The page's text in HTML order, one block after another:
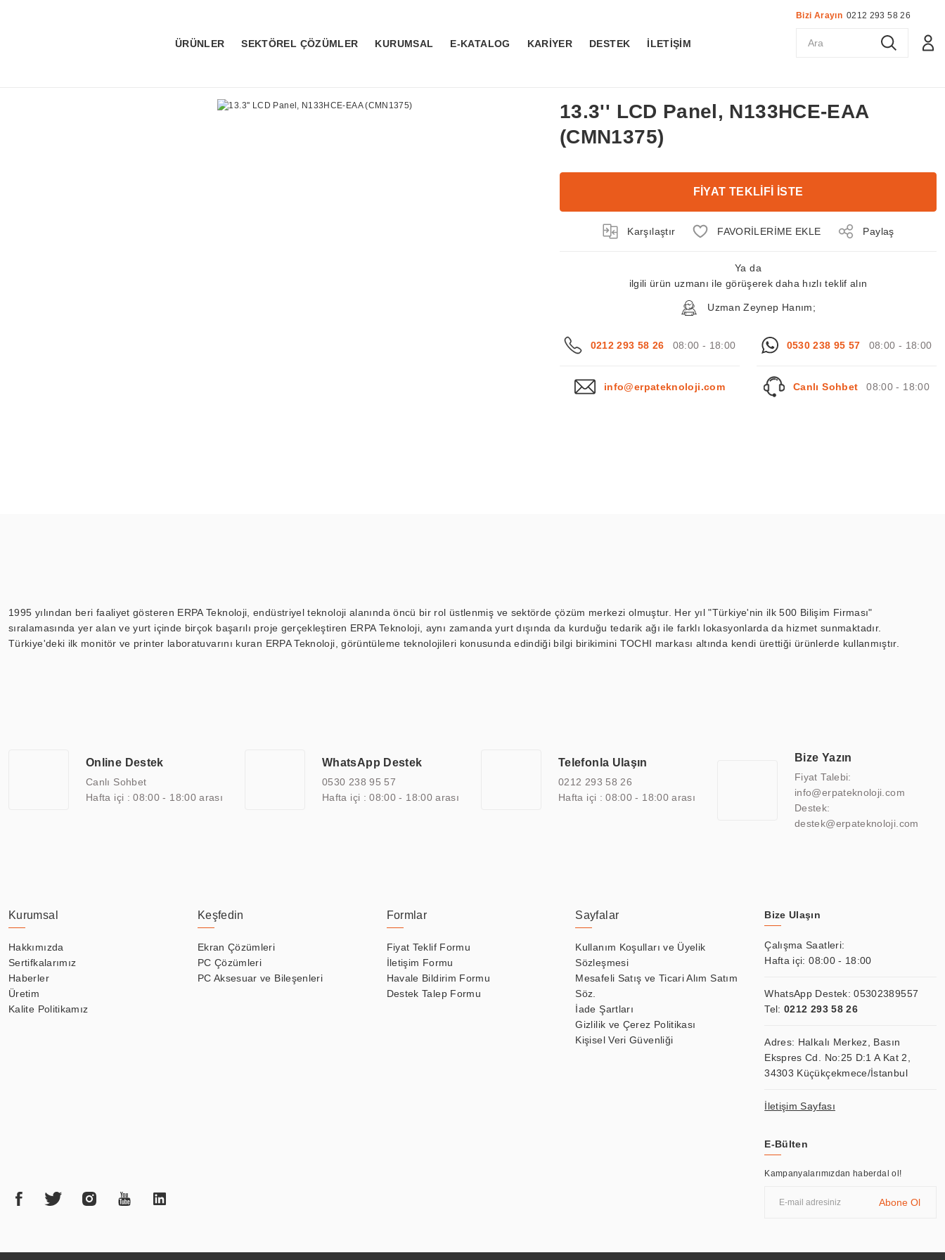
ÜRÜNLER SEKTÖREL ÇÖZÜMLER KURUMSAL E-KATALOG KARİYER DESTEK İLETİŞİM
Bizi Arayın 0212 293 58 26
13.3'' LCD Panel, N133HCE-EAA
(CMN1375)
FİYAT TEKLİFİ İSTE
Karşılaştır Paylaş
Ya da
ilgili ürün uzmanı ile görüşerek daha hızlı teklif alın
Uzman Zeynep Hanım;
0212 293 58 26 08:00 - 18:00 0530 238 95 57 08:00 - 18:00
info@erpateknoloji.com Canlı Sohbet 08:00 - 18:00
1995 yılından beri faaliyet gösteren ERPA Teknoloji, endüstriyel teknoloji alanında öncü bir rol üstlenmiş ve sektörde çözüm merkezi olmuştur. Her yıl "Türkiye'nin ilk 500 Bilişim Firması"
sıralamasında yer alan ve yurt içinde birçok başarılı proje gerçekleştiren ERPA Teknoloji, aynı zamanda yurt dışında da kurduğu tedarik ağı ile farklı lokasyonlarda da hizmet sunmaktadır.
Türkiye'deki ilk monitör ve printer laboratuvarını kuran ERPA Teknoloji, görüntüleme teknolojileri konusunda edindiği bilgi birikimini TOCHI markası altında kendi ürettiği ürünlerde kullanmıştır.
arasında yer almaktadır. ERPA Teknoloji, uluslararası standartlarda kalite belgelerine ve sertifikalara sahip olup, etik değerlere bağlı bir şekilde hareket etmektedir. Kaliteli ekipmanı, uzman kadroları,
yılların getirdiği bilgi ve tecrübe ile birleştiren ERPA Teknoloji, özel çözümleri ile iş ortaklarının öne çıkmasına ve sürekli gelişimine katkı sağlamaktadır.
Online Destek
Canlı Sohbet
Hafta içi : 08:00 - 18:00 arası
WhatsApp Destek
0530 238 95 57
Hafta içi : 08:00 - 18:00 arası
Telefonla Ulaşın
0212 293 58 26
Hafta içi : 08:00 - 18:00 arası
Bize Yazın
Fiyat Talebi:
info@erpateknoloji.com
Destek:
destek@erpateknoloji.com
Kurumsal
Hakkımızda
Sertifkalarımız
Haberler
Üretim
Kalite Politikamız
Keşfedin
Ekran Çözümleri
PC Çözümleri
PC Aksesuar ve Bileşenleri
Formlar
Fiyat Teklif Formu
İletişim Formu
Havale Bildirim Formu
Destek Talep Formu
Sayfalar
Kullanım Koşulları ve Üyelik
Sözleşmesi
Mesafeli Satış ve Ticari Alım Satım
Söz.
İade Şartları
Gizlilik ve Çerez Politikası
Kişisel Veri Güvenliği
Bize Ulaşın
Çalışma Saatleri:
Hafta içi: 08:00 - 18:00
WhatsApp Destek:05302389557
Tel: 0212 293 58 26
Adres: Halkalı Merkez, Basın
Ekspres Cd. No:25 D:1 A Kat 2,
34303 Küçükçekmece/İstanbul
İletişim Sayfası
E-Bülten
Kampanyalarımızdan haberdal ol!
Abone Ol